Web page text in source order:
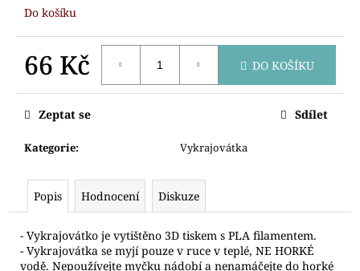
Do košíku
66 Kč DO KOŠÍKU
Kategorie: Vykrajovátka
Zeptat se Sdílet
Popis Hodnocení Diskuze
- Vykrajovátko je vytištěno 3D tiskem s PLA filamentem.
- Vykrajovátka se myjí pouze v ruce v teplé, NE HORKÉ
vodě. Nepoužívejte myčku nádobí a nenamáčejte do horké
o
r
u
m
e
VYKRAJOVÁTKO
89
Kč